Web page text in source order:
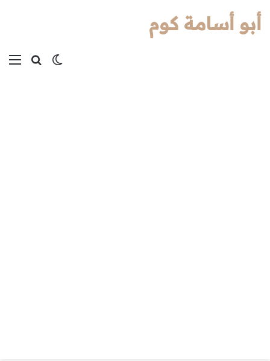
بحثالوضع
أبو أسامة كوم